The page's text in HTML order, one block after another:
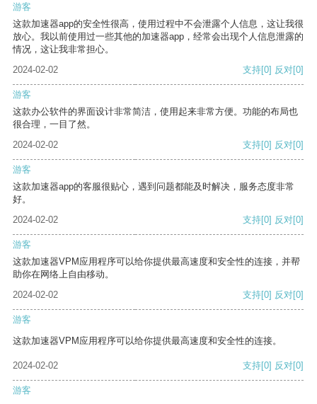
游客
这款加速器app的安全性很高，使用过程中不会泄露个人信息，这让我很
放心。我以前使用过一些其他的加速器app，经常会出现个人信息泄露的
情况，这让我非常担心。
2024-02-02
支持[0] 反对[0]
游客
这款办公软件的界面设计非常简洁，使用起来非常方便。功能的布局也
很合理，一目了然。
2024-02-02
支持[0] 反对[0]
游客
这款加速器app的客服很贴心，遇到问题都能及时解决，服务态度非常
好。
2024-02-02
支持[0] 反对[0]
游客
这款加速器VPM应用程序可以给你提供最高速度和安全性的连接，并帮
助你在网络上自由移动。
2024-02-02
支持[0] 反对[0]
游客
这款加速器VPM应用程序可以给你提供最高速度和安全性的连接。
2024-02-02 支持[0] 反对[0]
游客